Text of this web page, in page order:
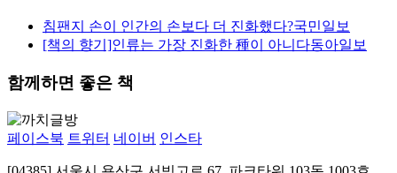
침팬지 손이 인간의 손보다 더 진화했다?국민일보
[책의 향기]인류는 가장 진화한 種이 아니다동아일보
함께하면 좋은 책
페이스북 트위터 네이버 인스타